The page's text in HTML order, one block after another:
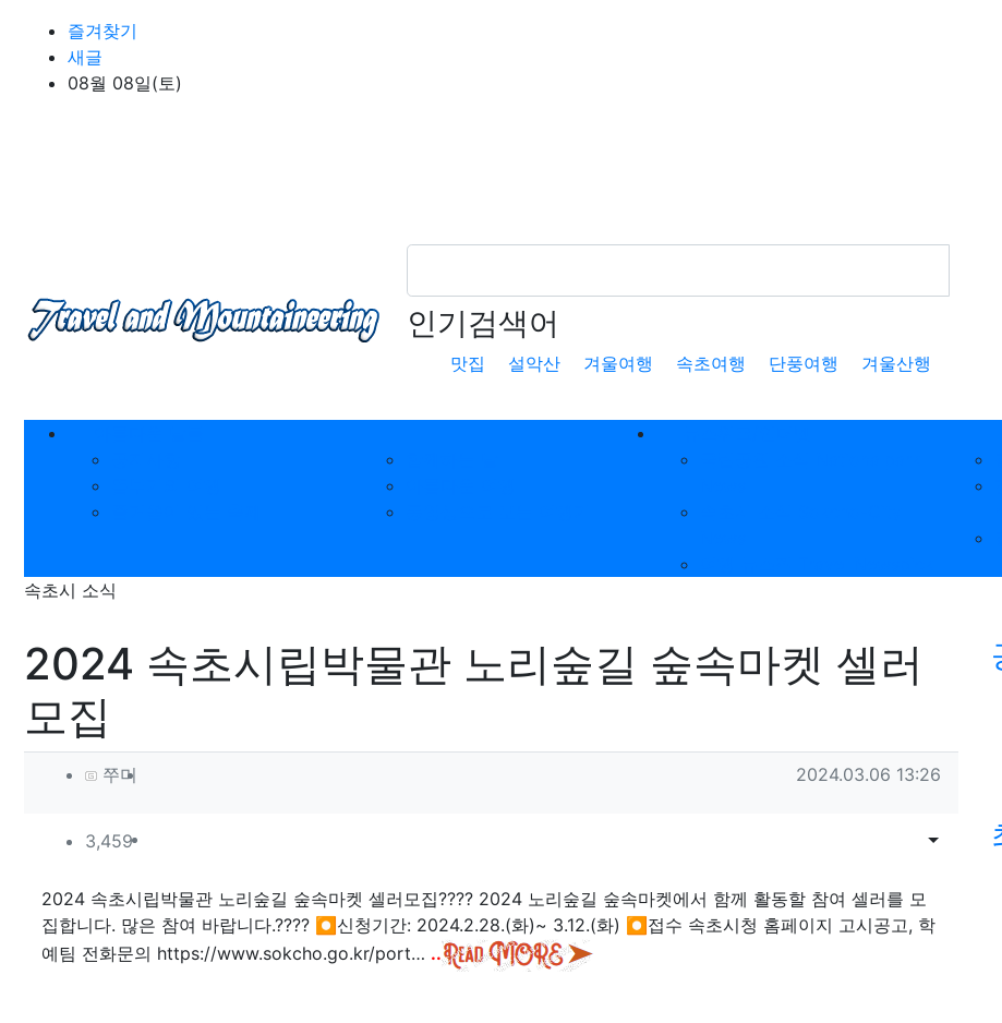
상단 네비
즐겨찾기
새글
08월 08일(토)
인기검색어
맛집 설악산 겨울여행 속초여행 단풍여행 겨울산행
메인 메뉴
속초시 소식
2024 속초시립박물관 노리숲길 숲속마켓 셀러
모집
작성자 정보
쭈미 작성일
2024.03.06 13:26
컨텐츠 정보
3,459조회 목록게시물 옵
본문
2024 속초시립박물관 노리숲길 숲속마켓 셀러모집???? 2024 노리숲길 숲속마켓에서 함께 활동할 참여 셀러를 모
집합니다. 많은 참여 바랍니다.???? ⏺신청기간: 2024.2.28.(화)~ 3.12.(화) ⏺접수 속초시청 홈페이지 고시공고, 학
예팀 전화문의 https://www.sokcho.go.kr/port… ..